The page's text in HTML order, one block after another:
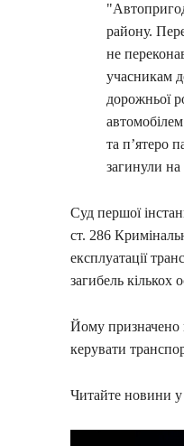
району.
не
учасникам
дорожньої
та п’ятеро
загинули на
Суд першої
ст. 286
експлуатації
загибель кількох
Йому призначено
керувати
Читайте новини у